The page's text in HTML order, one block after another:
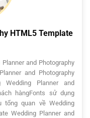
HTML5 Template
and Photography
and Photography
Planner and
hàngFonts sử dụng
tổng quan về Wedding
Wedding Planner and